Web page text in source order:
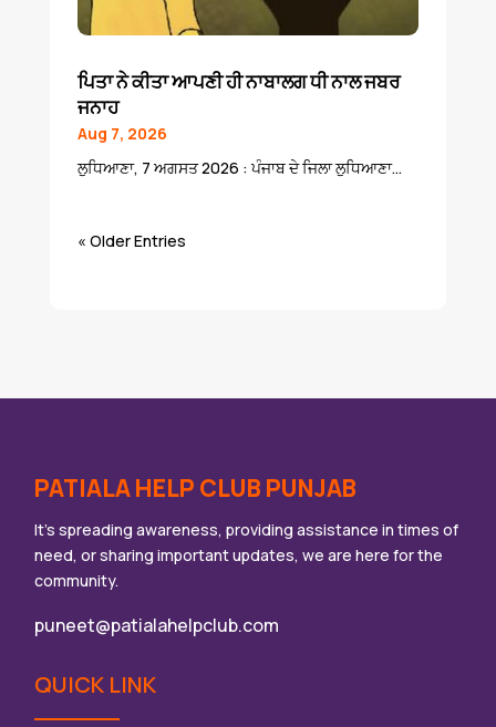
ਪਿਤਾ ਨੇ ਕੀਤਾ ਆਪਣੀ ਹੀ ਨਾਬਾਲਗ ਧੀ ਨਾਲ ਜਬਰ
ਜਨਾਹ
Aug 7, 2026
ਲੁਧਿਆਣਾ, 7 ਅਗਸਤ 2026 : ਪੰਜਾਬ ਦੇ ਜਿਲਾ ਲੁਧਿਆਣਾ...
« Older Entries
PATIALA HELP CLUB PUNJAB
It’s spreading awareness, providing assistance in times of
need, or sharing important updates, we are here for the
community.
puneet@patialahelpclub.com
QUICK LINK